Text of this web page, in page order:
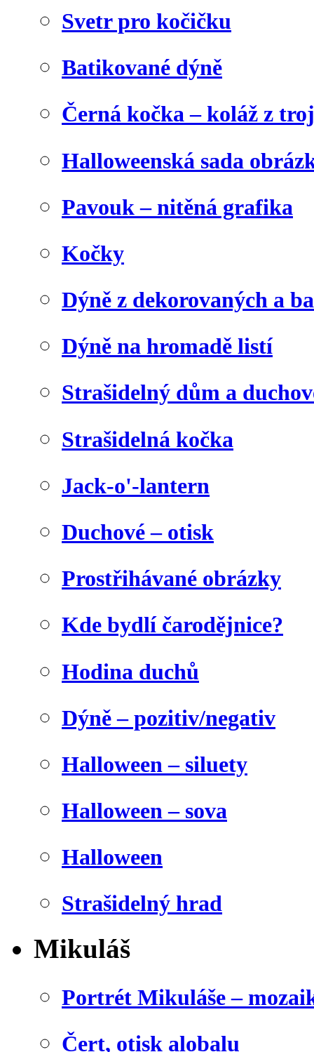
Svetr pro kočičku
Batikované dýně
Černá kočka – koláž z
Halloweenská sada
Pavouk – nitěná grafika
Kočky
Dýně z dekorovaných a
Dýně na hromadě listí
Strašidelný dům a
Strašidelná kočka
Jack-o'-lantern
Duchové – otisk
Prostřihávané obrázky
Kde bydlí čarodějnice?
Hodina duchů
Dýně – pozitiv/negativ
Halloween – siluety
Halloween – sova
Halloween
Strašidelný hrad
Mikuláš
Portrét Mikuláše –
Čert, otisk alobalu